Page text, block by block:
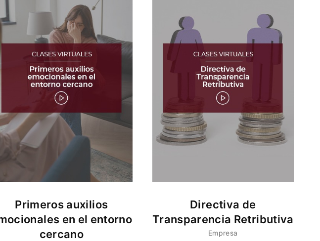
Primeros auxilios
en el entorno
cercano
Directiva de
Transparencia Retributiva
Empresa